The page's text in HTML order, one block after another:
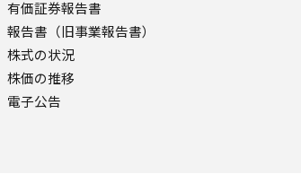
有価証券報告書
報告書（旧事業報告書）
株式の状況
株価の推移
電子公告